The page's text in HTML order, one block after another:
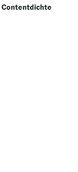
Contentdichte